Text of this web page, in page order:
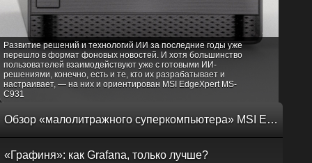
Развитие решений и технологий ИИ за последние годы уже
перешло в формат фоновых новостей. И хотя большинство
пользователей взаимодействуют уже с готовыми ИИ-
решениями, конечно, есть и те, кто их разрабатывает и
настраивает, — на них и ориентирован MSI EdgeXpert MS-
C931
Обзор «малолитражного суперкомпьютера» MSI EdgeXpert MS-C931
«Графиня»: как Grafana, только лучше?